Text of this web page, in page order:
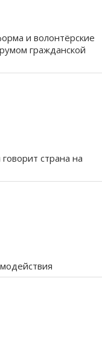
и волонтёрские
гражданской
страна на